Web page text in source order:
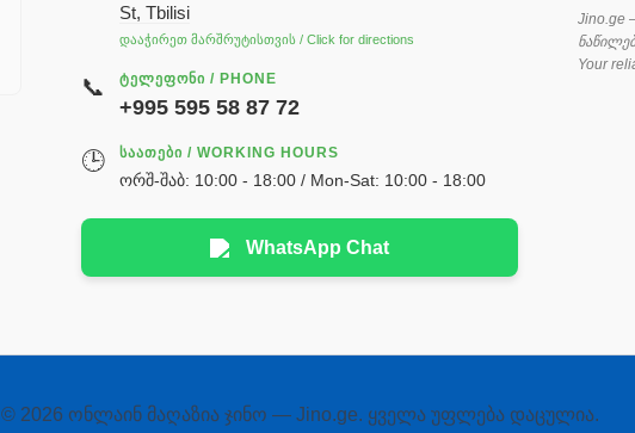
St, Tbilisi
დააჭირეთ მარშრუტისთვის / Click for directions
📞 ᲢᲔᲚᲔᲤᲝᲜᲘ / PHONE
+995 595 58 87 72
🕒 ᲡᲐᲐᲗᲔᲑᲘ / WORKING HOURS
ორშ-შაბ: 10:00 - 18:00 / Mon-Sat: 10:00 - 18:00
WhatsApp Chat
Jino.ge
Your
© 2026 ონლაინ მაღაზია ჯინო — Jino.ge. ყველა უფლება დაცულია.